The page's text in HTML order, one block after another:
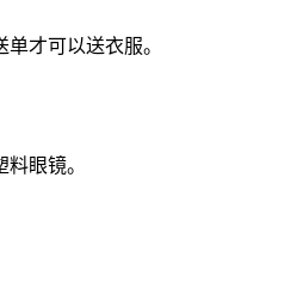
才可以送衣服。
料眼镜。